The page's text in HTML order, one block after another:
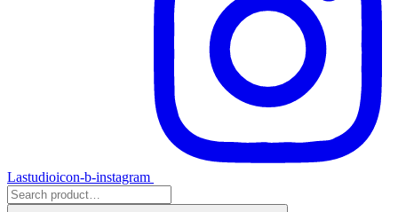
Lastudioicon-b-instagram